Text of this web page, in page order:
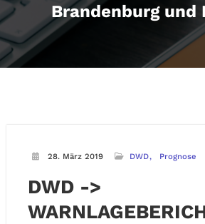
Brandenburg und
28. März 2019 DWD Prognose
DWD ->